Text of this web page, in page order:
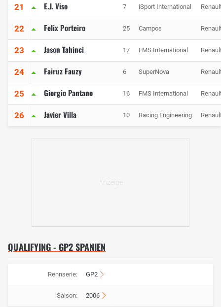
21 E.J. Viso 7 iSport International
22 Felix Porteiro 25 Campos
23 Jason Tahinci 17 FMS International
24 Fairuz Fauzy 6 SuperNova
25 Giorgio Pantano 16 FMS International
26 Javier Villa 10 Racing Engineering
QUALIFYING - GP2 SPANIEN
Rennserie: GP2
Saison: 2006